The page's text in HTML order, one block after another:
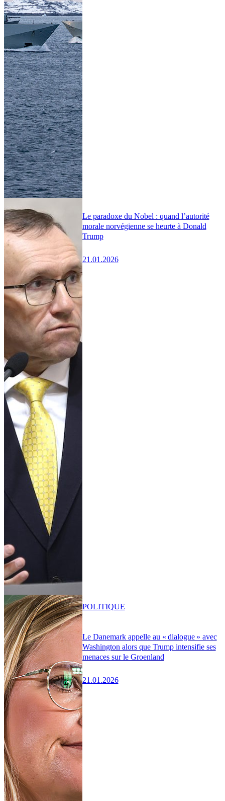
Le paradoxe du Nobel : quand l’autorité
morale norvégienne se heurte à Donald
Trump
21.01.2026
Le Danemark appelle au « dialogue » avec
Washington alors que Trump intensifie ses
menaces sur le Groenland
21.01.2026
POLITIQUE